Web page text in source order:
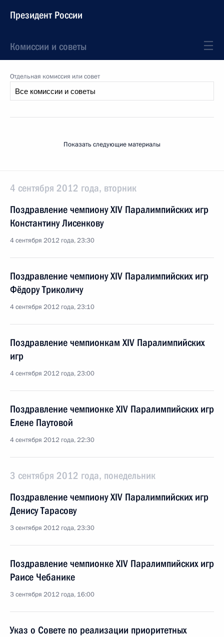
Президент России
Комиссии и советы
Отдельная комиссия или совет
Показать следующие материалы
4 сентября 2012 года, вторник
Поздравление чемпиону XIV Паралимпийских игр
Константину Лисенкову
4 сентября 2012 года, 23:30
Поздравление чемпиону XIV Паралимпийских игр
Фёдору Триколичу
4 сентября 2012 года, 23:10
Поздравление чемпионкам XIV Паралимпийских
игр
4 сентября 2012 года, 23:00
Поздравление чемпионке XIV Паралимпийских игр
Елене Паутовой
4 сентября 2012 года, 22:30
3 сентября 2012 года, понедельник
Поздравление чемпиону XIV Паралимпийских игр
Денису Тарасову
3 сентября 2012 года, 23:30
Поздравление чемпионке XIV Паралимпийских игр
Раисе Чебанике
3 сентября 2012 года, 16:00
Указ о Совете по реализации приоритетных